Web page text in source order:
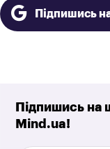
Підпишись
Підпишись на
Mind.ua!